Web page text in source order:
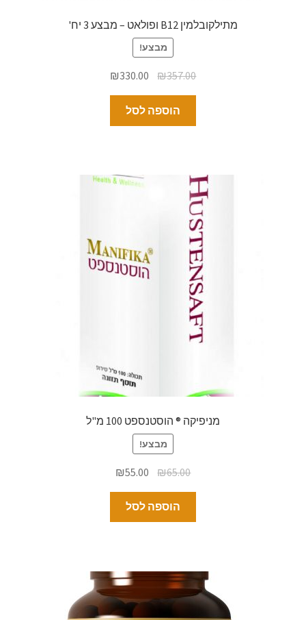
מתילקובלמין B12 ופולאט – מבצע 3 יח'
מבצע!
₪357.00
₪330.00
הוספה לסל
מניפיקה ® הוסטנספט 100 מ"ל
מבצע!
₪65.00
₪55.00
הוספה לסל